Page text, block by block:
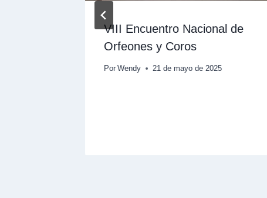
VIII Encuentro Nacional de
Orfeones y Coros
Por Wendy 21 de mayo de 2025